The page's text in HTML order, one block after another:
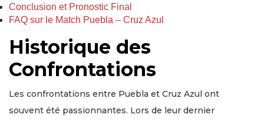
Conclusion et Pronostic Final
FAQ sur le Match Puebla – Cruz Azul
Historique des
Confrontations
Les confrontations entre Puebla et Cruz Azul ont
souvent été passionnantes. Lors de leur dernier